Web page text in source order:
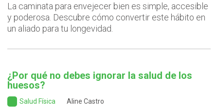
La caminata para envejecer bien es simple, accesible
y poderosa. Descubre cómo convertir este hábito en
un aliado para tu longevidad.
¿Por qué no debes ignorar la salud de los
huesos?
Salud Física Aline Castro